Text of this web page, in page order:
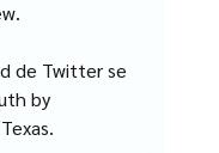
de Twitter se
by